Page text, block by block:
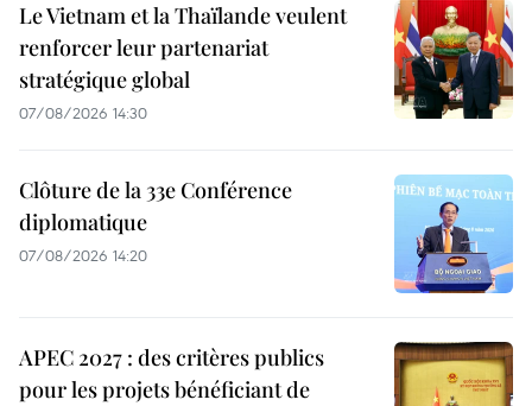
Le Vietnam et la Thaïlande veulent
renforcer leur partenariat
stratégique global
07/08/2026 14:30
Clôture de la 33e Conférence
diplomatique
07/08/2026 14:20
APEC 2027 : des critères publics
pour les projets bénéficiant de